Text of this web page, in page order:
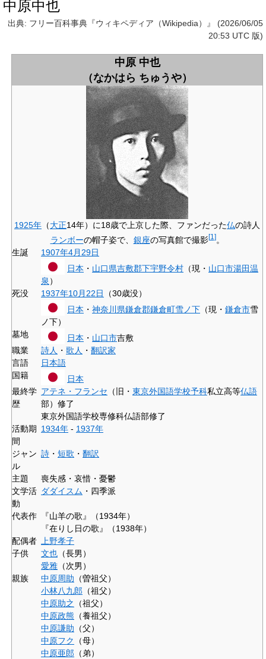
中原中也
出典: フリー百科事典『ウィキペディア（Wikipedia）』 (2026/06/05
20:53 UTC 版)
中原 中也
（なかはら ちゅうや）
1925年 （大正14年）に18歳で上京した際、ファンだった仏の詩人
ランボーの帽子姿で、 銀座の写真館で撮影[1 ]。
生誕
1907年4月29日
日本 ・ 山口県吉敷郡下宇野令村 （現・ 山口市湯田温
泉 ）
死没
1937年10月22日
（30歳没）
日本 ・ 神奈川県鎌倉郡鎌倉町雪ノ下 （現・ 鎌倉市雪
ノ下）
墓地
日本 ・ 山口市吉敷
職業
詩人 ・ 歌人 ・ 翻訳家
言語
日本語
国籍
日本
最終学
歴
アテネ・フランセ （旧・ 東京外国語学校予科私立高等仏語
部）修了
東京外国語学校専修科仏語部修了
活動期
間
1934年 - 1937年
ジャン
ル
詩 ・ 短歌 ・ 翻訳
主題
喪失感・哀惜・憂鬱
文学活
動
ダダイスム ・四季派
代表作
『山羊の歌』（1934年）
『在りし日の歌』（1938年）
配偶者
上野孝子
子供
文也 （長男）
愛雅 （次男）
親族
中原周助 （曽祖父）
小林八九郎 （祖父）
中原助之
（祖父）
中原政熊 （養祖父）
中原謙助 （父）
中原フク
（母）
中原亜郎 （弟）